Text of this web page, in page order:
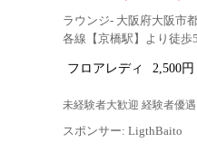
ラウンジ- 大阪府大阪市
各線【京橋駅】より徒歩
フロアレディ 2,500円
未経験者大歓迎 経験者優
スポンサー: LigthBaito